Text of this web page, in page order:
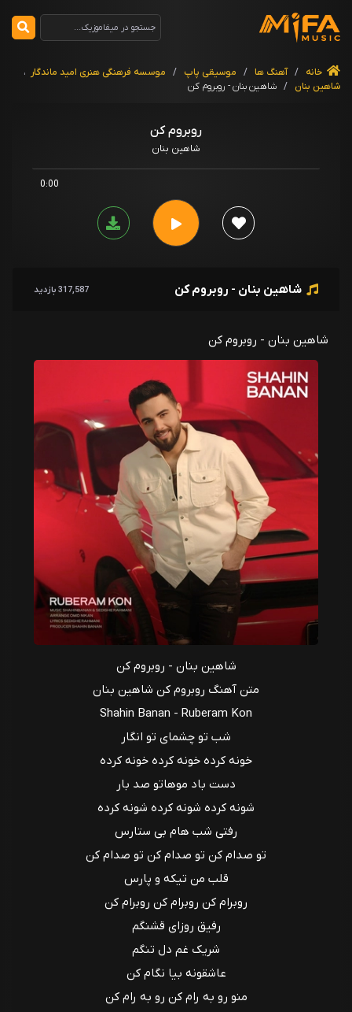
خانه / آهنگ ها / موسیقی پاپ / موسسه فرهنگی هنری امید ماندگار ،
شاهین بنان
/ شاهین بنان - روبروم کن
روبروم کن
شاهین بنان
0:00
شاهین بنان - روبروم کن 317,587 بازدید
شاهین بنان - روبروم کن
شاهین بنان - روبروم کن
متن آهنگ روبروم کن شاهین بنان
Shahin Banan - Ruberam Kon
شب تو چشمای تو انگار
خونه کرده خونه کرده خونه کرده
دست باد موهاتو صد بار
شونه کرده شونه کرده شونه کرده
رفتی شب هام بی ستارس
تو صدام کن تو صدام کن تو صدام کن
قلب من تیکه و پارس
روبرام کن روبرام کن روبرام کن
رفیق روزای قشنگم
شریک غم دل تنگم
عاشقونه بیا نگام کن
منو رو به رام کن رو به رام کن